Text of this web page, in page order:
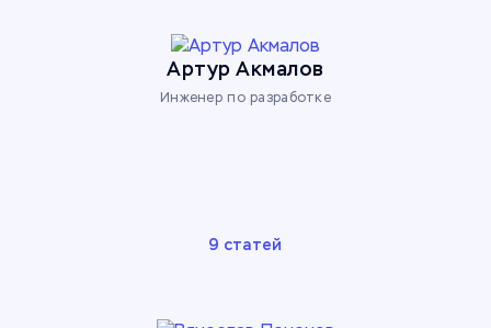
Артур Акмалов
Инженер по разработке
9 статей